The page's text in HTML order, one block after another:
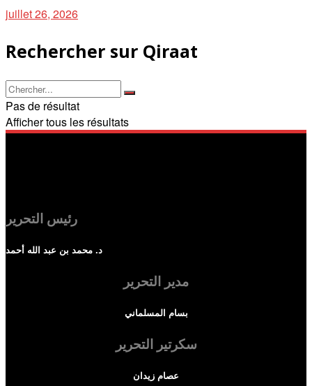
juillet 26, 2026
Rechercher sur Qiraat
Pas de résultat
Afficher tous les résultats
رئيس التحرير
د. محمد بن عبد الله أحمد
مدير التحرير
بسام المسلماني
سكرتير التحرير
عصام زيدان